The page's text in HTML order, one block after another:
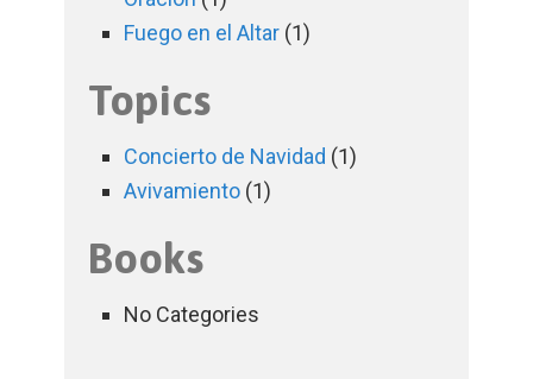
Fuego en el Altar (1)
Topics
Concierto de Navidad (1)
Avivamiento (1)
Books
No Categories